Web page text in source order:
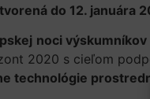
do 12. januára
noci výskumníkov
2020 s cieľom
technológie